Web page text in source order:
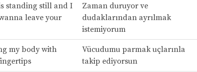
standing still and I
leave your
Zaman duruyor ve
dudaklarından ayrılmak
istemiyorum
my body with
Vücudumu parmak uçlarınla
takip ediyorsun